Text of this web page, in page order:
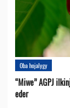
Oba hojalygy
“Miwe” AGPJ
eder